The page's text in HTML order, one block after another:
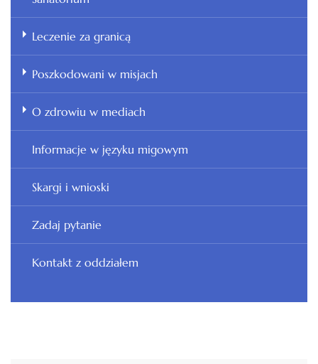
Leczenie za granicą
Poszkodowani w misjach
O zdrowiu w mediach
Informacje w języku migowym
Skargi i wnioski
Zadaj pytanie
Kontakt z oddziałem